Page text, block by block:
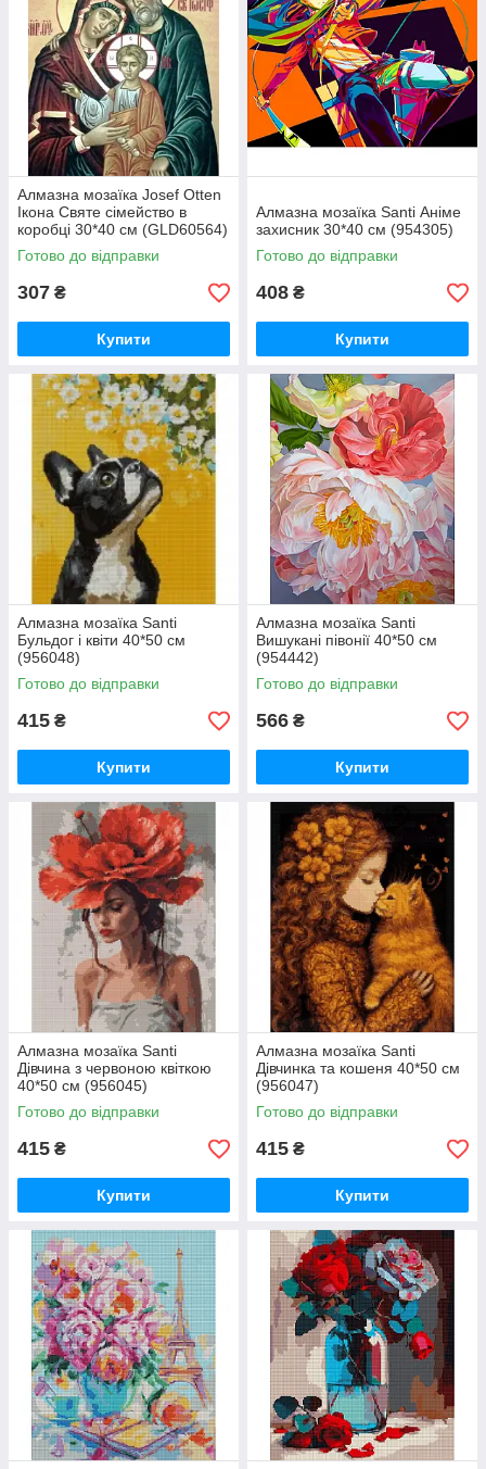
Алмазна мозаїка Josef Otten
Ікона Святе сімейство в
коробці 30*40 см (GLD60564)
Готово до відправки
307 ₴
Купити
Алмазна мозаїка Santi Аніме
захисник 30*40 см (954305)
Готово до відправки
408 ₴
Купити
Алмазна мозаїка Santi
Бульдог і квіти 40*50 см
(956048)
Готово до відправки
415 ₴
Купити
Алмазна мозаїка Santi
Вишукані півонії 40*50 см
(954442)
Готово до відправки
566 ₴
Купити
Алмазна мозаїка Santi
Дівчина з червоною квіткою
40*50 см (956045)
Готово до відправки
415 ₴
Купити
Алмазна мозаїка Santi
Дівчинка та кошеня 40*50 см
(956047)
Готово до відправки
415 ₴
Купити